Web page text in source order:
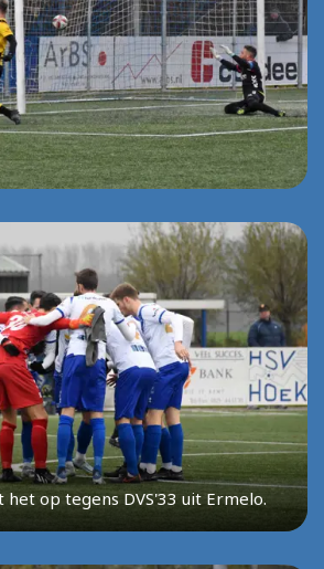
het op tegens DVS'33 uit Ermelo.